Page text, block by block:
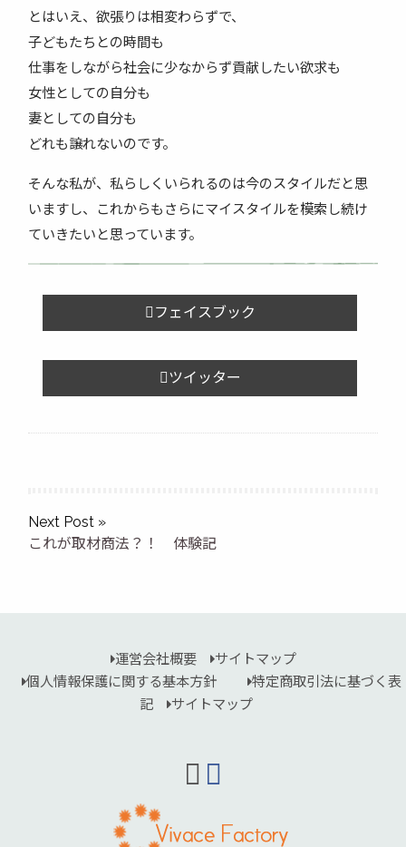
とはいえ、欲張りは相変わらずで、
子どもたちとの時間も
仕事をしながら社会に少なからず貢献したい欲求も
女性としての自分も
妻としての自分も
どれも譲れないのです。
そんな私が、私らしくいられるのは今のスタイルだと思
いますし、これからもさらにマイスタイルを模索し続け
ていきたいと思っています。
フェイスブック
ツイッター
Next Post »
これが取材商法？！ 体験記
運営会社概要
サイトマップ
個人情報保護に関する基本方針
特定商取引法に基づく表
記
サイトマップ